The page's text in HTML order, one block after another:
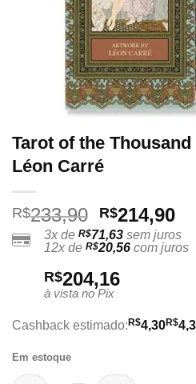
Tarot of the
Léon Carré
R$233,90 O
preço
original
era:
R$233,90.
R$214,90O
3x de R$71,63 sem juros
12x de R$20,56 com juros
R$204,16
à vista no Pix
Cashback estimado:R$4,30R$
Em estoque